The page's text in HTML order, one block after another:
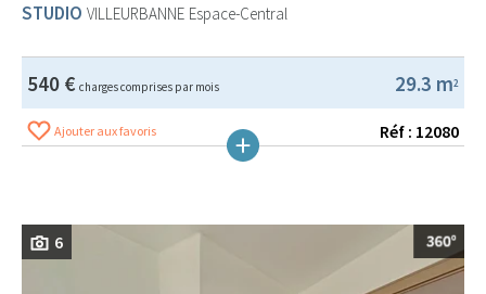
STUDIO VILLEURBANNE Espace-Central
29.3 m2
540 € charges comprises par mois
Ajouter aux favoris Réf : 12080
6